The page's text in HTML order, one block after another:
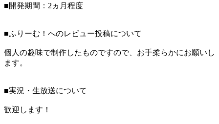
■開発期間：2ヵ月程度
■ふりーむ！へのレビュー投稿について
個人の趣味で制作したものですので、お手柔らかにお願いし
ます。
■実況・生放送について
歓迎します！